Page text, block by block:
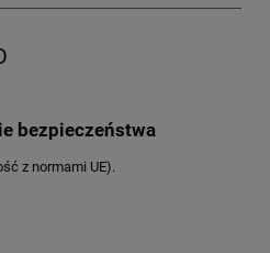
bezpieczeństwa
z normami UE).